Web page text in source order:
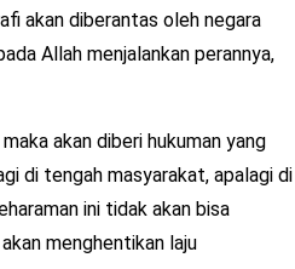
akan diberantas oleh negara
Allah menjalankan perannya,
akan diberi hukuman yang
di tengah masyarakat, apalagi di
ini tidak akan bisa
menghentikan laju